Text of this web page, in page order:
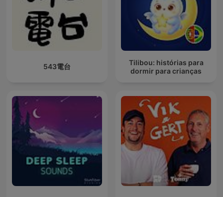
543電台
Tilibou: histórias para
dormir para crianças